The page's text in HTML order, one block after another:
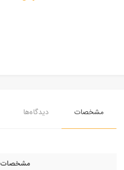
مشخصات دیدگاه‌ها
مشخصات